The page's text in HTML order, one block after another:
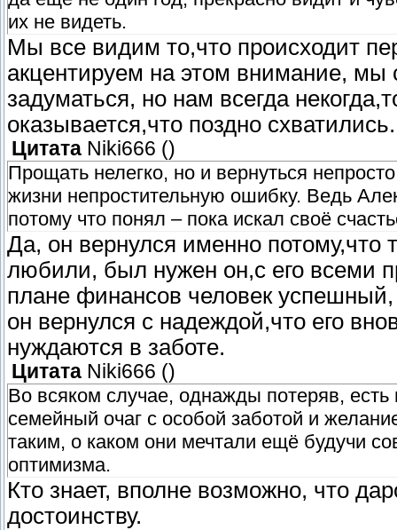
их не видеть.
Мы все видим то,что происходит
акцентируем на этом внимание, мы
задуматься, но нам всегда
оказывается,что поздно
Цитата Niki666 ()
Прощать нелегко, но и вернуться
жизни непростительную ошибку. Ведь
потому что понял – пока искал своё
Да, он вернулся именно потому,что
любили, был нужен он,с его всеми
плане финансов человек
он вернулся с надеждой,что его
нуждаются в заботе.
Цитата Niki666 ()
Во всяком случае, однажды потеряв, есть
семейный очаг с особой заботой и
таким, о каком они мечтали ещё будучи
оптимизма.
Кто знает, вполне возможно, что
достоинству.